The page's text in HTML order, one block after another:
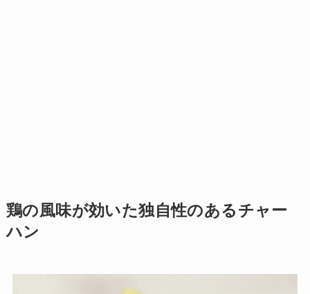
鶏の風味が効いた独自性のあるチャー
ハン